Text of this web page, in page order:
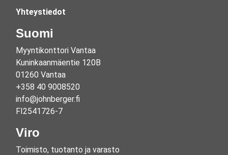
Yhteystiedot
Suomi
Myyntikonttori Vantaa
Kuninkaanmäentie 120B
01260 Vantaa
+358 40 9008520
info@johnberger.fi
FI2541726-7
Viro
Toimisto, tuotanto ja varasto